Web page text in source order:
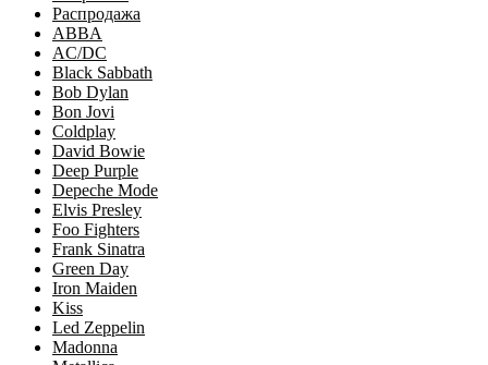
Распродажа
ABBA
AC/DC
Black Sabbath
Bob Dylan
Bon Jovi
Coldplay
David Bowie
Deep Purple
Depeche Mode
Elvis Presley
Foo Fighters
Frank Sinatra
Green Day
Iron Maiden
Kiss
Led Zeppelin
Madonna